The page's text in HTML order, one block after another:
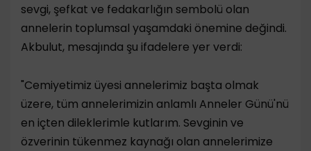
sevgi, şefkat ve fedakarlığın sembolü olan
annelerin toplumsal yaşamdaki önemine değindi.
Akbulut, mesajında şu ifadelere yer verdi:
​"Cemiyetimiz üyesi annelerimiz başta olmak
üzere, tüm annelerimizin anlamlı Anneler Günü'nü
en içten dileklerimle kutlarım. Sevginin ve
özverinin tükenmez kaynağı olan annelerimize